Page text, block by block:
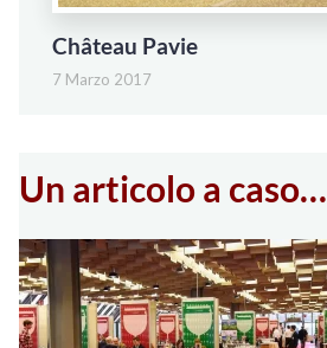
Château Pavie
7 Marzo 2017
Un articolo a caso…